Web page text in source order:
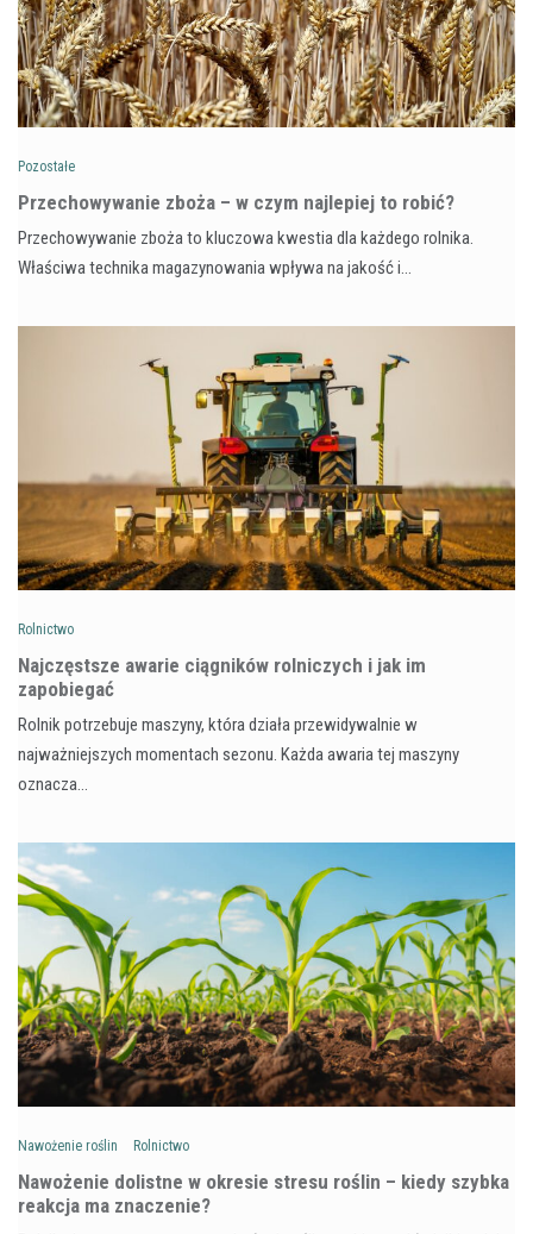
Pozostałe
Przechowywanie zboża – w czym najlepiej to robić?
Przechowywanie zboża to kluczowa kwestia dla każdego rolnika.
Właściwa technika magazynowania wpływa na jakość i…
Rolnictwo
Najczęstsze awarie ciągników rolniczych i jak im
zapobiegać
Rolnik potrzebuje maszyny, która działa przewidywalnie w
najważniejszych momentach sezonu. Każda awaria tej maszyny
oznacza…
Nawożenie roślin Rolnictwo
Nawożenie dolistne w okresie stresu roślin – kiedy szybka
reakcja ma znaczenie?